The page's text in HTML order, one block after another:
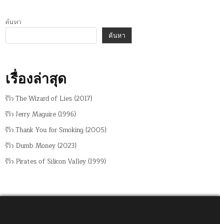
ค้นหา
ค้นหา
เรื่องล่าสุด
รีวิว The Wizard of Lies (2017)
รีวิว Jerry Maguire (1996)
รีวิว Thank You for Smoking (2005)
รีวิว Dumb Money (2023)
รีวิว Pirates of Silicon Valley (1999)